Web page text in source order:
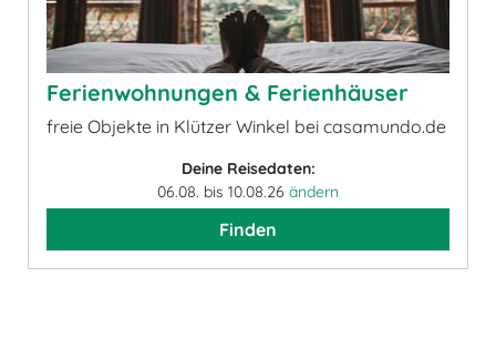
Ferienwohnungen & Ferienhäuser
freie Objekte in Klützer Winkel bei casamundo.de
Deine Reisedaten:
06.08. bis 10.08.26 ändern
Finden